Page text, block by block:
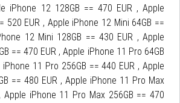
iPhone 12 128GB == 470 EUR , Apple
520 EUR , Apple iPhone 12 Mini 64GB ==
12 Mini 128GB == 430 EUR , Apple
== 470 EUR , Apple iPhone 11 Pro 64GB
11 Pro 256GB == 440 EUR , Apple
== 480 EUR , Apple iPhone 11 Pro Max
Apple iPhone 11 Pro Max 256GB == 470